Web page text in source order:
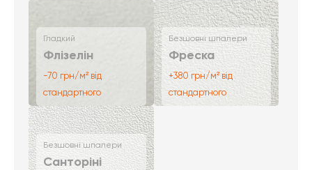
Гладкий
Флізелін
-70 грн/м² від
стандартного
Безшовні шпалери
Фреска
+380 грн/м² від
стандартного
Безшовні шпалери
Санторіні